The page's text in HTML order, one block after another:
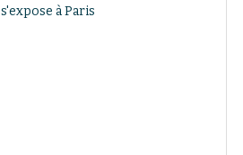
s'expose à Paris